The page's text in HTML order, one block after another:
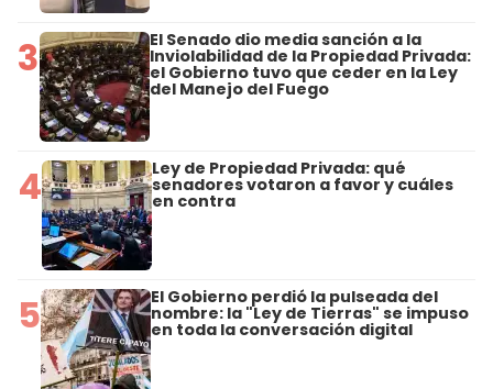
3 El Senado dio media sanción a la
Inviolabilidad de la Propiedad Privada:
el Gobierno tuvo que ceder en la Ley
del Manejo del Fuego
4 Ley de Propiedad Privada: qué
senadores votaron a favor y cuáles
en contra
5 El Gobierno perdió la pulseada del
nombre: la "Ley de Tierras" se impuso
en toda la conversación digital